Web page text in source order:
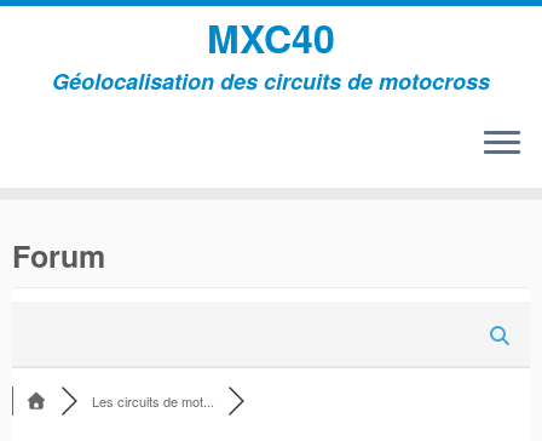
contenu
MXC40
Géolocalisation des circuits de motocross
Forum
Les circuits de mot...